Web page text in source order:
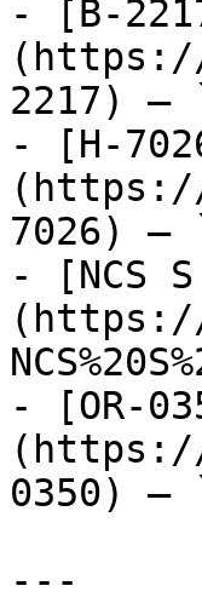
- [B-
(https://
2217) —
- [H-
(https://
7026) —
- [NCS S
(https://
- [OR-
(https://
0350) —
---